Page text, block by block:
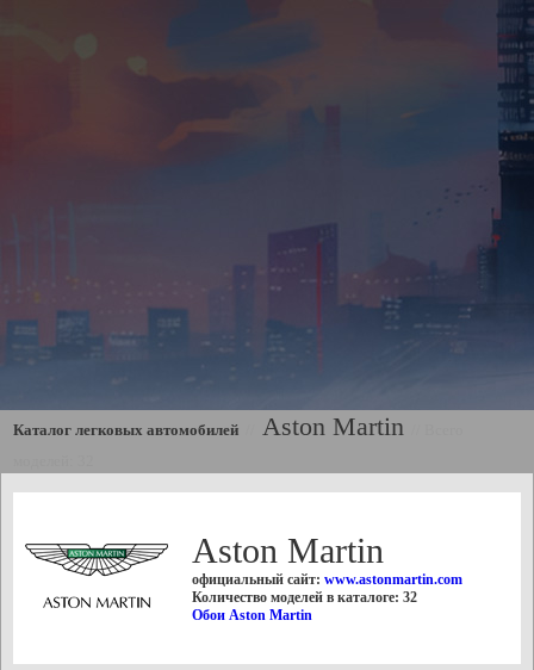
Каталог легковых автомобилей Aston Martin
Aston Martin
официальный сайт: www.astonmartin.com
Количество моделей в каталоге: 32
Обои Aston Martin